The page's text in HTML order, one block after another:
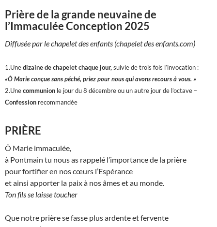
Prière de la grande neuvaine de
l’Immaculée Conception 2025
Diffusée par le chapelet des enfants (chapelet des enfants.com)
1.Unedizaine de chapelet chaque jour,suivie de trois fois l’invocation :
«Ô Marie conçue sans péché, priez pour nous qui avons recours à vous. »
2.Unecommunion le jour du 8 décembre ou un autre jour de l’octave –
Confession recommandée
PRIÈRE
Ô Marie immaculée,
à Pontmain tu nous as rappelé l’importance de la prière
pour fortifier en nos cœurs l’Espérance
et ainsi apporter la paix à nos âmes et au monde.
Ton fils se laisse toucher
Que notre prière se fasse plus ardente et fervente